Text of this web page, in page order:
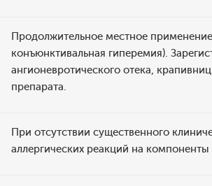
Продолжительное местное
конъюнктивальная гиперемия).
ангионевротического отека,
препарата.
При отсутствии существенного
аллергических реакций на